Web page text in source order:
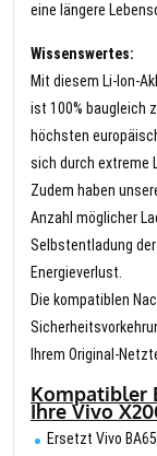
eine längere
Wissenswertes:
Mit diesem Li-Ion-
ist 100% baugleich
höchsten
sich durch extreme
Zudem haben
Anzahl möglicher
Selbstentladung
Energieverlust.
Die kompatiblen
Ihrem Original-
Kompatibler
Ihre Vivo
Ersetzt Vivo